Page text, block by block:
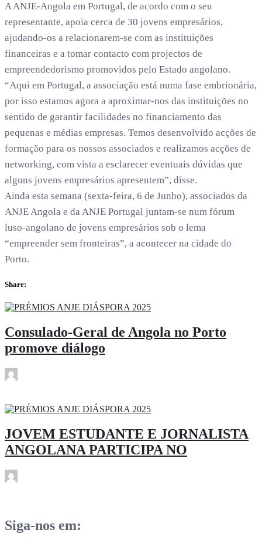
A ANJE-Angola em Portugal, de acordo com o seu
representante, apoia cerca de 30 jovens empresários,
ajudando-os a relacionarem-se com as instituições
financeiras e a tomar contacto com projectos de
empreendedorismo promovidos pelo Estado angolano.
“Aqui em Portugal, a associação está numa fase embrionária,
por isso estamos agora a aproximar-nos das instituições no
sentido de garantir facilidades no financiamento das
pequenas e médias empresas. Temos desenvolvido acções de
formação para os nossos associados e realizamos acções de
networking, com vista a esclarecer eventuais dúvidas que
alguns jovens empresários apresentem”, disse.
Ainda esta semana (sexta-feira, 6 de Junho), associados da
ANJE Angola e da ANJE Portugal juntam-se num fórum
luso-angolano de jovens empresários sob o lema
“empreender sem fronteiras”, a acontecer na cidade do
Porto.
Share:
Consulado-Geral de Angola no Porto
promove diálogo
JOVEM ESTUDANTE E JORNALISTA
ANGOLANA PARTICIPA NO
Siga-nos em: